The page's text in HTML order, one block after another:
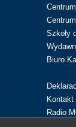
Szkoły
Biuro
Kontakt
Radio